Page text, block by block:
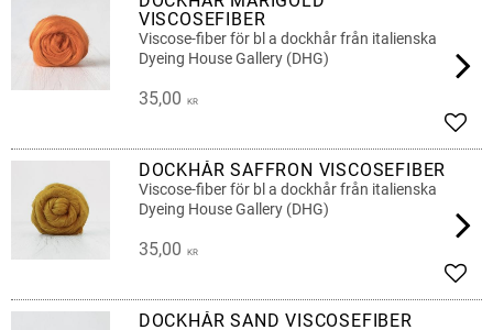
VISCOSEFIBER
Viscose-fiber för bl a dockhår från italienska
Dyeing House Gallery (DHG)
35,00 KR
DOCKHÅR SAFFRON VISCOSEFIBER
Viscose-fiber för bl a dockhår från italienska
Dyeing House Gallery (DHG)
35,00 KR
DOCKHÅR SAND VISCOSEFIBER